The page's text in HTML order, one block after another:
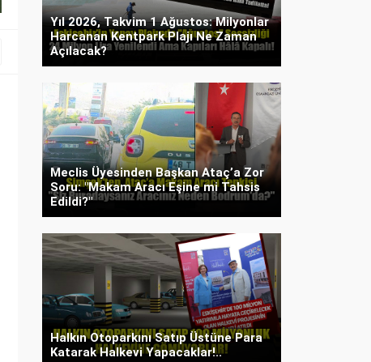
Yıl 2026, Takvim 1 Ağustos: Milyonlar
Harcanan Kentpark Plajı Ne Zaman
Açılacak?
Meclis Üyesinden Başkan Ataç’a Zor
Soru: "Makam Aracı Eşine mi Tahsis
Edildi?"
Halkın Otoparkını Satıp Üstüne Para
Katarak Halkevi Yapacaklar!..